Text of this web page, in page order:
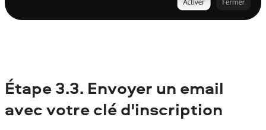
Étape 3.3. Envoyer un email
avec votre clé d'inscription